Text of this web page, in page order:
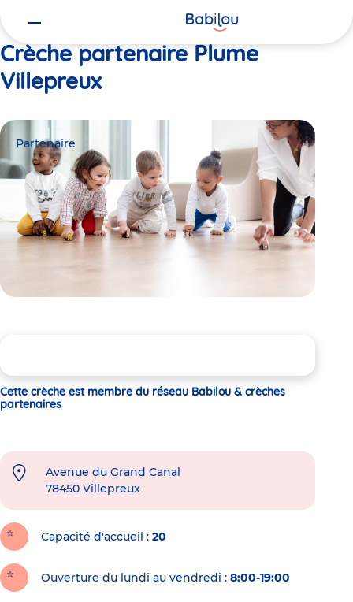
Crèche partenaire Plume
Villepreux
Partenaire
Cette crèche est membre du réseau Babilou & crèches
partenaires
Avenue du Grand Canal
78450 Villepreux
Capacité d'accueil 20
Ouverture du lundi au vendredi : 8:00-19:00